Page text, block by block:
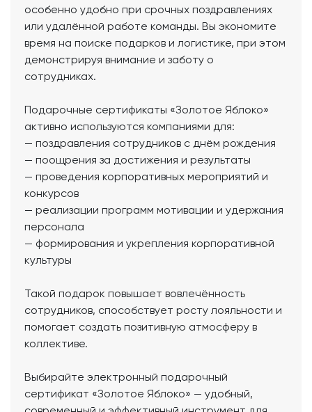
особенно удобно при срочных поздравлениях
или удалённой работе команды. Вы экономите
время на поиске подарков и логистике, при этом
демонстрируя внимание и заботу о
сотрудниках.
Подарочные сертификаты «Золотое Яблоко»
активно используются компаниями для:
— поздравления сотрудников с днём рождения
— поощрения за достижения и результаты
— проведения корпоративных мероприятий и
конкурсов
— реализации программ мотивации и удержания
персонала
— формирования и укрепления корпоративной
культуры
Такой подарок повышает вовлечённость
сотрудников, способствует росту лояльности и
помогает создать позитивную атмосферу в
коллективе.
Выбирайте электронный подарочный
сертификат «Золотое Яблоко» — удобный,